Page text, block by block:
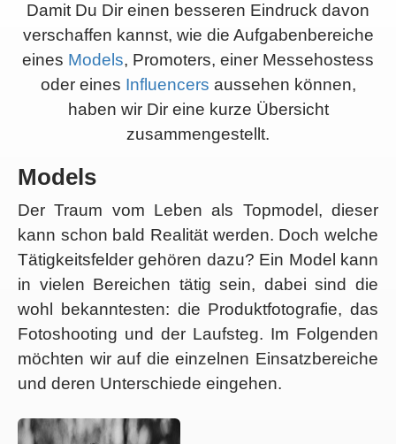
Damit Du Dir einen besseren Eindruck davon
verschaffen kannst, wie die Aufgabenbereiche
eines Models, Promoters, einer Messehostess
oder eines Influencers aussehen können,
haben wir Dir eine kurze Übersicht
zusammengestellt.
Models
Der Traum vom Leben als Topmodel, dieser
kann schon bald Realität werden. Doch welche
Tätigkeitsfelder gehören dazu? Ein Model kann
in vielen Bereichen tätig sein, dabei sind die
wohl bekanntesten: die Produktfotografie, das
Fotoshooting und der Laufsteg. Im Folgenden
möchten wir auf die einzelnen Einsatzbereiche
und deren Unterschiede eingehen.